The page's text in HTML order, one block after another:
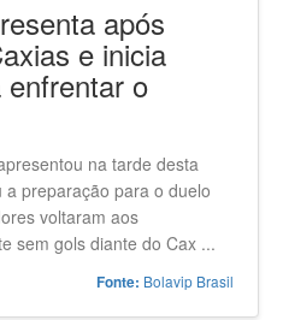
após
e inicia
o
na tarde desta
preparação para o duelo
voltaram aos
sem gols diante do Cax ...
Fonte: Bolavip Brasil